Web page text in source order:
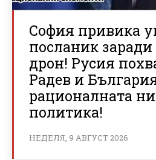
София привика
посланик
дрон! Русия
Радев и
рационалната
политика!
НЕДЕЛЯ, 9 АВГУСТ 2026